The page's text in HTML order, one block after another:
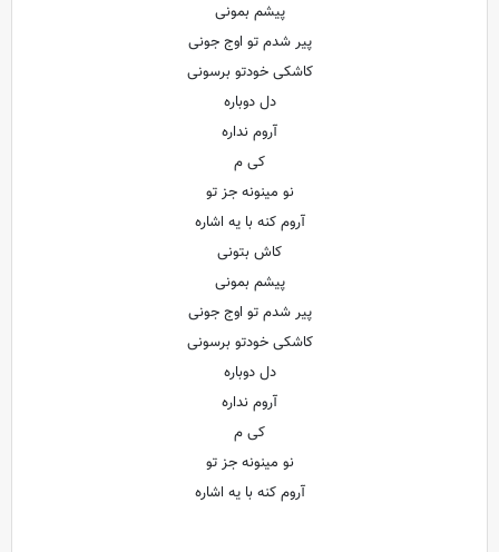
پیشم بمونی
پیر شدم تو اوج جونی
کاشکی خودتو برسونی
دل دوباره
آروم نداره
کی م
نو مینونه جز تو
آروم کنه با یه اشاره
کاش بتونی
پیشم بمونی
پیر شدم تو اوج جونی
کاشکی خودتو برسونی
دل دوباره
آروم نداره
کی م
نو مینونه جز تو
آروم کنه با یه اشاره